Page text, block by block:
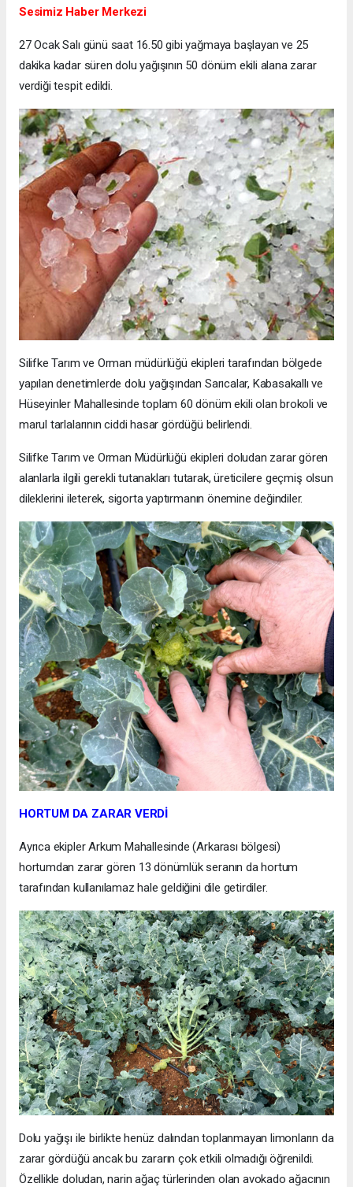
Sesimiz Haber Merkezi
27 Ocak Salı günü saat 16.50 gibi yağmaya başlayan ve 25
dakika kadar süren dolu yağışının 50 dönüm ekili alana zarar
verdiği tespit edildi.
Silifke Tarım ve Orman müdürlüğü ekipleri tarafından bölgede
yapılan denetimlerde dolu yağışından Sarıcalar, Kabasakallı ve
Hüseyinler Mahallesinde toplam 60 dönüm ekili olan brokoli ve
marul tarlalarının ciddi hasar gördüğü belirlendi.
Silifke Tarım ve Orman Müdürlüğü ekipleri doludan zarar gören
alanlarla ilgili gerekli tutanakları tutarak, üreticilere geçmiş olsun
dileklerini ileterek, sigorta yaptırmanın önemine değindiler.
HORTUM DA ZARAR VERDİ
Ayrıca ekipler Arkum Mahallesinde (Arkarası bölgesi)
hortumdan zarar gören 13 dönümlük seranın da hortum
tarafından kullanılamaz hale geldiğini dile getirdiler.
Dolu yağışı ile birlikte henüz dalından toplanmayan limonların da
zarar gördüğü ancak bu zararın çok etkili olmadığı öğrenildi.
Özellikle doludan, narin ağaç türlerinden olan avokado ağacının